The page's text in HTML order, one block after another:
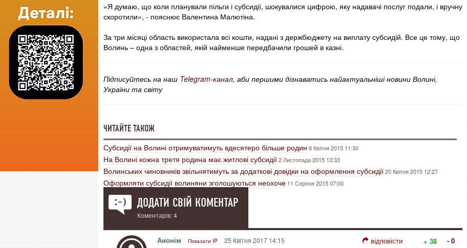
«Я думаю, що коли планували пільги і субсидії, шокувалися цифрою, яку надавачі послуг подали, і вручну
скоротили», - пояснює Валентина Малютіна.
За три місяці область використала всі кошти, надані з держбюджету на виплату субсидій. Все це тому, що
Волинь – одна з областей, якій найменше передбачили грошей в казні.
Підписуйтесь на наш Telegram-канал, аби першими дізнаватись найактуальніші новини Волині,
України та світу
ЧИТАЙТЕ ТАКОЖ
Субсидії на Волині отримуватимуть вдесятеро більше родин 6 Квітня 2015 11:30
На Волині кожна третя родина має житлові субсидії2 Листопада 2015 13:33
Волинських чиновників звільнятимуть за додаткові довідки на оформлення субсидії20 Квітня 2015 12:27
Оформляти субсидії волиняни зголошуються неохоче 11 Серпня 2015 07:00
ДОДАТИ СВІЙ КОМЕНТАР
Коментарів: 4
Анонім Показати IP 25 Квітня 2017 14:15 відповісти + 38
- 0